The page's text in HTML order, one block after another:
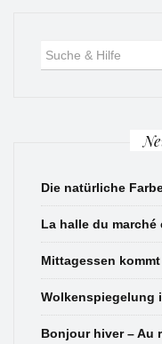
Die natürliche
La halle du marché
Mittagessen
Wolkenspiegelung
Bonjour hiver – Au